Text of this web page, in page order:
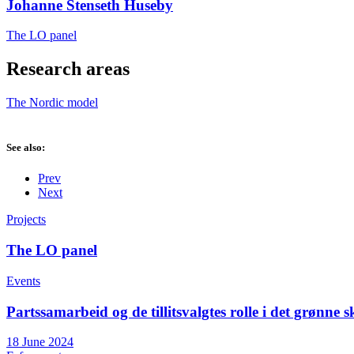
Johanne Stenseth Huseby
The LO panel
Research areas
The Nordic model
See also:
Prev
Next
Projects
The LO panel
Events
Partssamarbeid og de tillitsvalgtes rolle i det grønne
18 June 2024